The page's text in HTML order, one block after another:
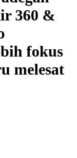
360 &
fokus
melesat